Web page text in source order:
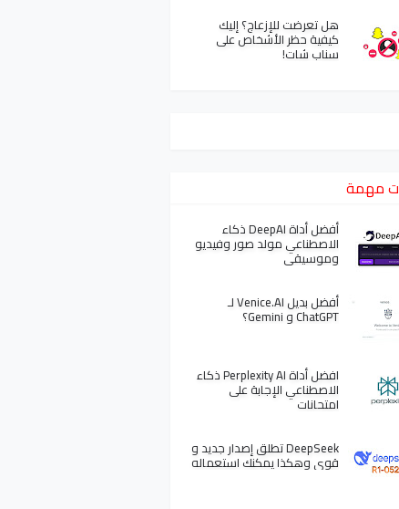
هل تعرضت للإزعاج؟ إليك
كيفية حظر الأشخاص على
سناب شات!
مهمة
أفضل أداة DeepAI ذكاء
الاصطناعي مولد صور وفيديو
وموسيقى
أفضل بديل Venice.AI لـ
ChatGPT و Gemini؟
افضل أداة Perplexity AI ذكاء
الاصطناعي الإجابة على
امتحانات
DeepSeek تطلق إصدار جديد و
قوي وهكذا يمكنك استعماله